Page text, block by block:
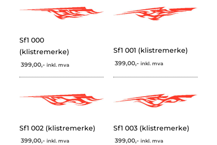
Sf1 000
(klistremerke)
399,00,- inkl. mva
Sf1 001 (klistremerke)
399,00,- inkl. mva
Sf1 002 (klistremerke)
399,00,- inkl. mva
Sf1 003 (klistremerke)
399,00,- inkl. mva